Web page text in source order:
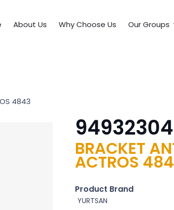
About Us Why Choose Us Our Groups
4843
BRACKET
ACTROS
Product Brand
YURTSAN